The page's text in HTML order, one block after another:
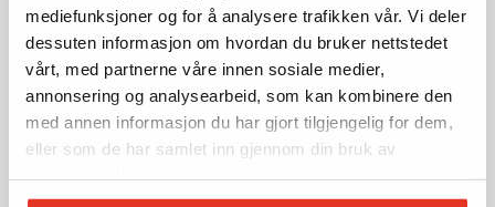
mediefunksjoner og for å analysere trafikken vår. Vi deler
dessuten informasjon om hvordan du bruker nettstedet
vårt, med partnerne våre innen sosiale medier,
annonsering og analysearbeid, som kan kombinere den
med annen informasjon du har gjort tilgjengelig for dem,
eller som de har samlet inn gjennom din bruk av